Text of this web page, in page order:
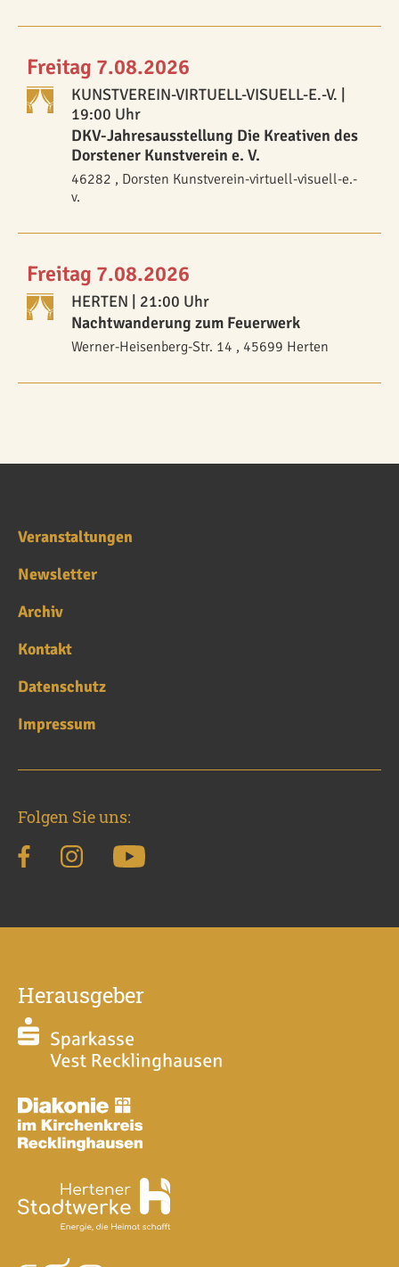
Freitag 7.08.2026
KUNSTVEREIN-VIRTUELL-VISUELL-E.-V.
19:00 Uhr
DKV-Jahresausstellung Die Kreativen des
Dorstener Kunstverein e. V.
46282 , Dorsten Kunstverein-virtuell-visuell-e.-
v.
Freitag 7.08.2026
HERTEN | 21:00 Uhr
Nachtwanderung zum Feuerwerk
Werner-Heisenberg-Str. 14 , 45699 Herten
Veranstaltungen
Newsletter
Archiv
Kontakt
Datenschutz
Impressum
Folgen Sie uns:
Herausgeber